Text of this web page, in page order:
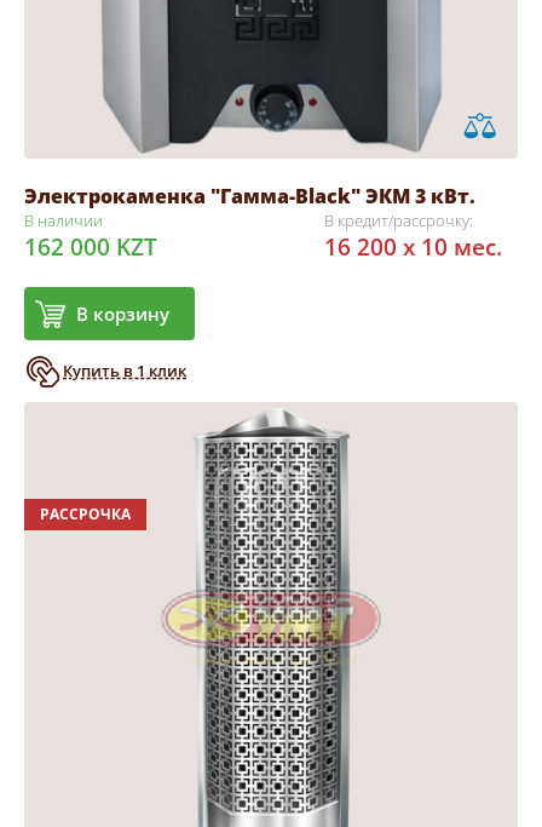
Электрокаменка "Гамма-Black" ЭКМ 3 кВт.
В наличии
162 000 KZT
В корзину
Купить в 1 клик
В кредит/рассрочку:
16 200 x 10 мес.
РАССРОЧКА